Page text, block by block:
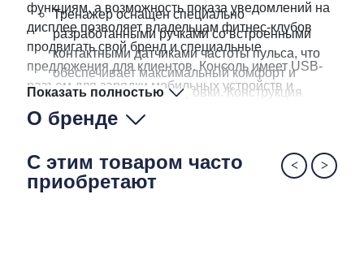
функциям, а возможность показа уведомлений на
дисплее позволяет владельцам фитнес-клубов
продвигать свой бренд и специальные
предложения для клиентов. Консоль имеет USB-
разъем для зарядки мобильных устройств и
Тренажер оснащен специально
разработанными ручками со встроенными
контактными датчиками частоты пульса, что
обеспечивает максимальный комфорт и
эффективность тренировки. Конструкция
сиденья максимально удобна. Положение
сиденья можно регулировать одной рукой,
сидя на тренажере или стоя рядом с ним.
Двухсторонние педали позволяют заниматься
как с использованием ремешков, так и без них.
Показать полностью
О бренде
С этим товаром часто
приобретают